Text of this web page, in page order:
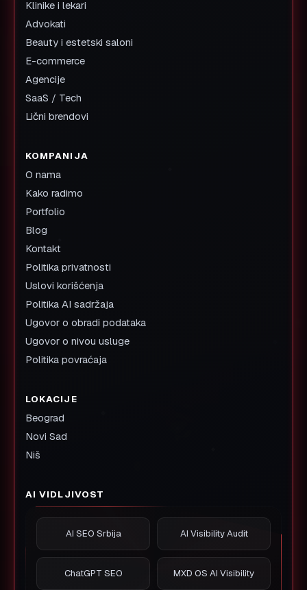
Klinike i lekari
Advokati
Beauty i estetski saloni
E-commerce
Agencije
SaaS / Tech
Lični brendovi
KOMPANIJA
O nama
Kako radimo
Portfolio
Blog
Kontakt
Politika privatnosti
Uslovi korišćenja
Politika AI sadržaja
Ugovor o obradi podataka
Ugovor o nivou usluge
Politika povraćaja
LOKACIJE
Beograd
Novi Sad
Niš
AI VIDLJIVOST
AI SEO Srbija AI Visibility Audit
ChatGPT SEO MXD OS AI Visibility